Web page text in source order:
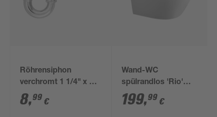
Röhrensiphon
verchromt 1 1/4" x 32
mm
8,99 €
Wand-WC
spülrandlos 'Rio'
inklusive WC-Sitz
weiß
199,99 €